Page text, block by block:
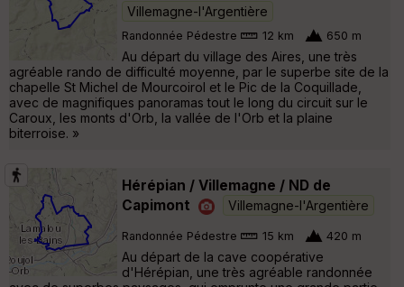
Villemagne-l'Argentière
Randonnée Pédestre 12 km 650 m
Au départ du village des Aires, une très
agréable rando de difficulté moyenne, par le superbe site de la
chapelle St Michel de Mourcoirol et le Pic de la Coquillade,
avec de magnifiques panoramas tout le long du circuit sur le
Caroux, les monts d'Orb, la vallée de l'Orb et la plaine
biterroise. »
Hérépian / Villemagne / ND de
Capimont
Villemagne-l'Argentière
Randonnée Pédestre 15 km 420 m
Au départ de la cave coopérative
d'Hérépian, une très agréable randonnée